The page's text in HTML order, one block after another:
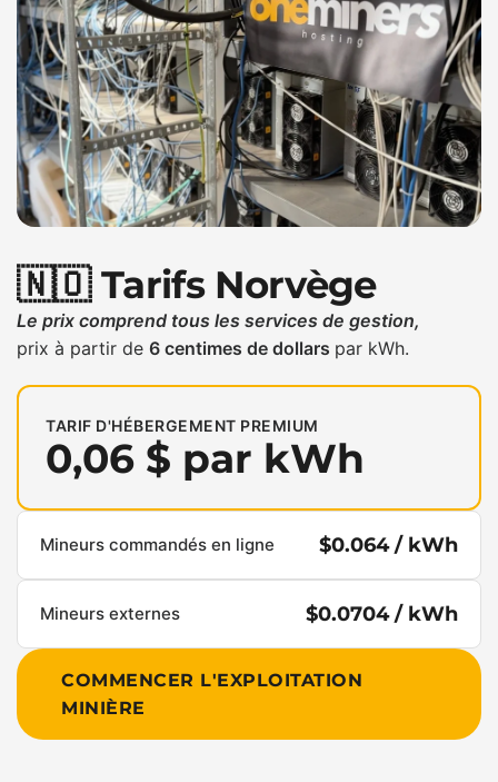
🇳🇴 Tarifs Norvège
Le prix comprend tous les services de gestion,
prix à partir de6 centimes de dollars par kWh.
TARIF D'HÉBERGEMENT PREMIUM
0,06 $ par kWh
Mineurs commandés en ligne $0.064 / kWh
Mineurs externes $0.0704 / kWh
COMMENCER L'EXPLOITATION
MINIÈRE